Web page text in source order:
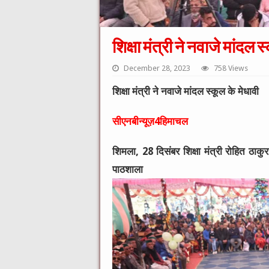
शिक्षा मंत्री ने नवाजे मांदल
December 28, 2023 758 Views
शिक्षा मंत्री ने नवाजे मांदल स्कूल के मेधावी
सीएनबीन्यूज़4हिमाचल
शिमला, 28 दिसंबर शिक्षा मंत्री रोहित